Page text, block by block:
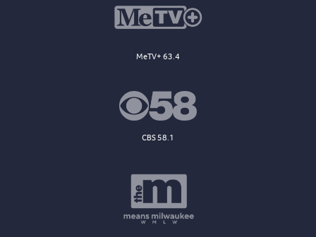
MeTV+ 63.4
CBS 58.1